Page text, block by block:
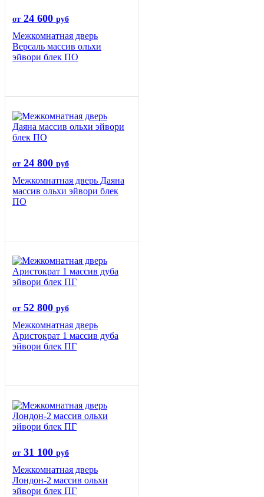
от 24 600 руб
Межкомнатная дверь
Версаль массив ольхи
эйвори блек ПО
от 24 800 руб
Межкомнатная дверь Даяна
массив ольхи эйвори блек
ПО
от 52 800 руб
Межкомнатная дверь
Аристократ 1 массив дуба
эйвори блек ПГ
от 31 100 руб
Межкомнатная дверь
Лондон-2 массив ольхи
эйвори блек ПГ